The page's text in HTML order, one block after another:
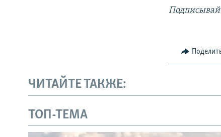
ЧИТАЙТЕ ТАКЖЕ:
ТОП-ТЕМА